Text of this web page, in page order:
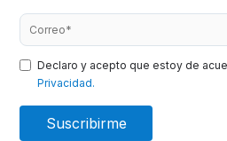
Declaro y acepto que estoy de
Privacidad.